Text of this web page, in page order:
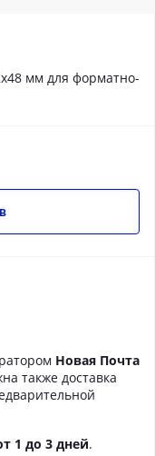
мм для форматно-
Новая Почта
также доставка
1 до 3 дней.